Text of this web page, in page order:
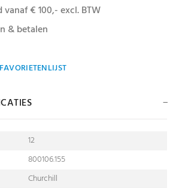
€ 100,- excl. BTW
& betalen
12
800106.155
Churchill